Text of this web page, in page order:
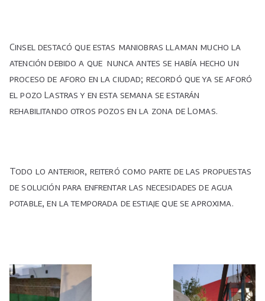
Cinsel destacó que estas maniobras llaman mucho la
atención debido a que nunca antes se había hecho un
proceso de aforo en la ciudad; recordó que ya se aforó
el pozo Lastras y en esta semana se estarán
rehabilitando otros pozos en la zona de Lomas.
Todo lo anterior, reiteró como parte de las propuestas
de solución para enfrentar las necesidades de agua
potable, en la temporada de estiaje que se aproxima.